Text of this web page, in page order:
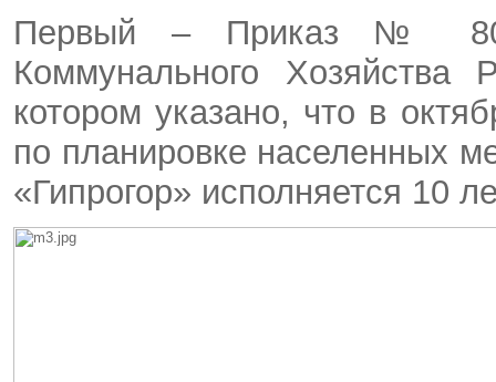
Первый – Приказ № 800
Коммунального
котором указано, что в
по планировке населенных
«Гипрогор» исполняется 10